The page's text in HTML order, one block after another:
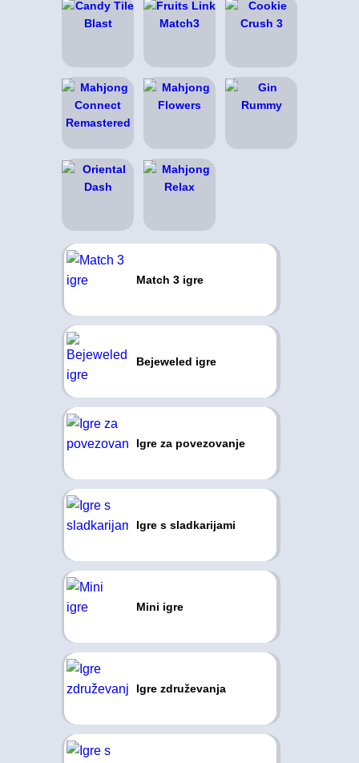
Match 3 igre
Bejeweled igre
Igre za povezovanje
Igre s sladkarijami
Mini igre
Igre združevanja